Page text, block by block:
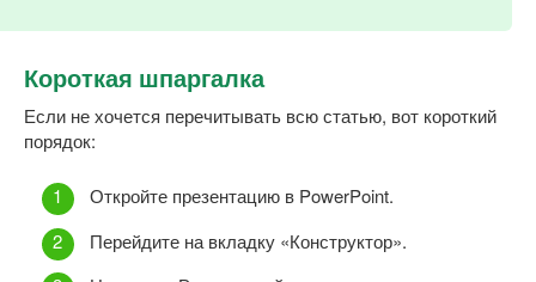
Короткая шпаргалка
Если не хочется перечитывать всю статью, вот короткий
порядок:
Откройте презентацию в PowerPoint.
Перейдите на вкладку «Конструктор».